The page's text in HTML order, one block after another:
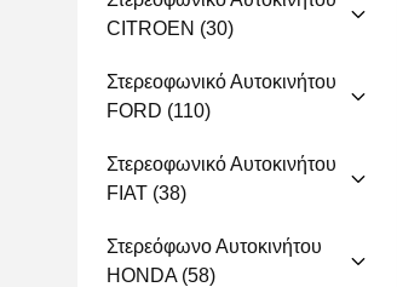
CITROEN (30)
Στερεοφωνικό Αυτοκινήτου
FORD (110)
Στερεοφωνικό Αυτοκινήτου
FIAT (38)
Στερεόφωνο Αυτοκινήτου
HONDA(58)